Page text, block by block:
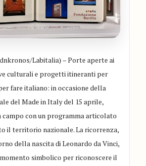
Labitalia) – Porte aperte ai
culturali e progetti itineranti per
fare italiano: in occasione della
del Made in Italy del 15 aprile,
campo con un programma articolato
il territorio nazionale. La ricorrenza,
della nascita di Leonardo da Vinci,
simbolico per riconoscere il